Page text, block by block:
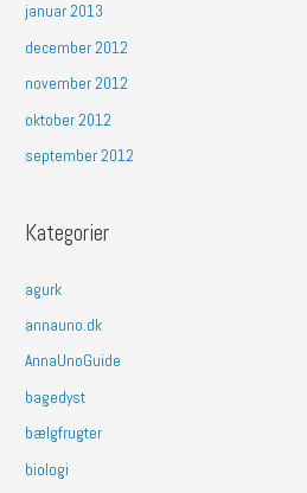
januar 2013
december 2012
november 2012
oktober 2012
september 2012
Kategorier
agurk
annauno.dk
AnnaUnoGuide
bagedyst
bælgfrugter
biologi